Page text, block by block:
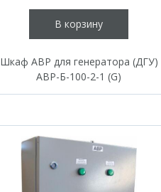
В корзину
Шкаф АВР для генератора (ДГУ)
АВР-Б-100-2-1 (G)